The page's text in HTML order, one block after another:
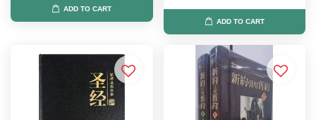
ADD TO CART
ADD TO CART